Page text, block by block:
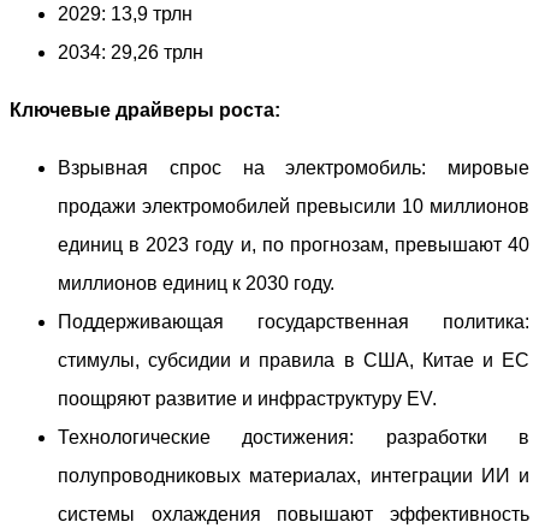
2029: 13,9 трлн
2034: 29,26 трлн
Ключевые драйверы роста:
Взрывная спрос на электромобиль: мировые
продажи электромобилей превысили 10 миллионов
единиц в 2023 году и, по прогнозам, превышают 40
миллионов единиц к 2030 году.
Поддерживающая государственная политика:
стимулы, субсидии и правила в США, Китае и ЕС
поощряют развитие и инфраструктуру EV.
Технологические достижения: разработки в
полупроводниковых материалах, интеграции ИИ и
системы охлаждения повышают эффективность